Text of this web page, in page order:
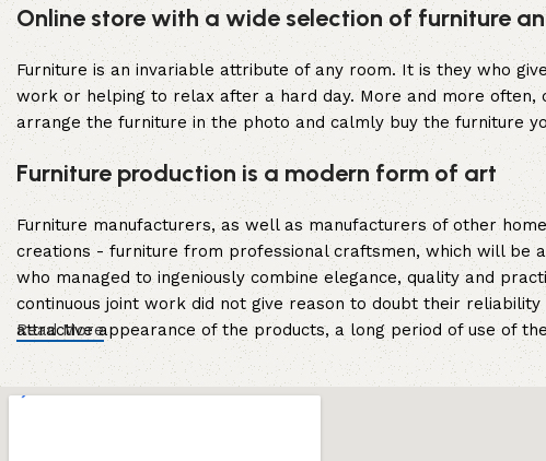
Discount 10%
Shop Now
Online store with a wide selection of furniture
Furniture is an invariable attribute of any room. It is they who
work or helping to relax after a hard day. More and more
arrange the furniture in the photo and calmly buy the furniture
Furniture production is a modern form of art
Furniture manufacturers, as well as manufacturers of other
creations - furniture from professional craftsmen, which will be
who managed to ingeniously combine elegance, quality and
continuous joint work did not give reason to doubt their
attractive appearance of the products, a long period of use of
Read More